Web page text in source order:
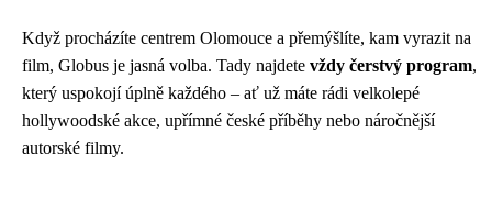
Když procházíte centrem Olomouce a přemýšlíte, kam vyrazit na
film, Globus je jasná volba. Tady najdete vždy čerstvý program,
který uspokojí úplně každého – ať už máte rádi velkolepé
hollywoodské akce, upřímné české příběhy nebo náročnější
autorské filmy.